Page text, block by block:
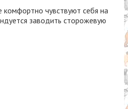
чувствуют себя на
заводить сторожевую